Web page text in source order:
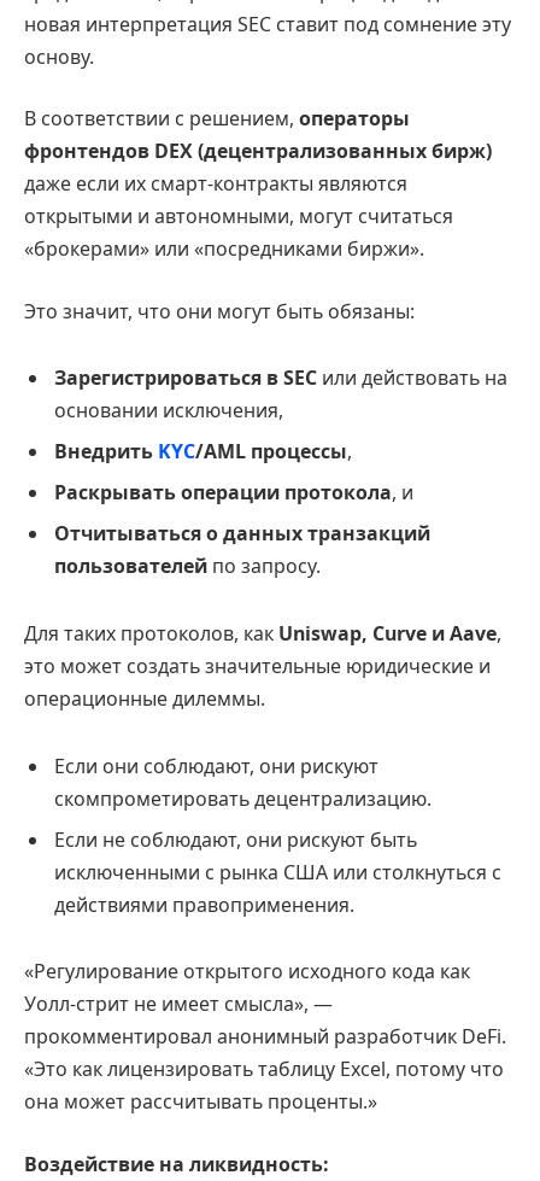
новая интерпретация SEC ставит под сомнение эту
основу.
В соответствии с решением, операторы
фронтендов DEX (децентрализованных бирж)
даже если их смарт-контракты являются
открытыми и автономными, могут считаться
«брокерами» или «посредниками биржи».
Это значит, что они могут быть обязаны:
Зарегистрироваться в SEC или действовать на
основании исключения,
Внедрить KYC/AML процессы,
Раскрывать операции протокола, и
Отчитываться о данных транзакций
пользователей по запросу.
Для таких протоколов, как Uniswap, Curve и Aave,
это может создать значительные юридические и
операционные дилеммы.
Если они соблюдают, они рискуют
скомпрометировать децентрализацию.
Если не соблюдают, они рискуют быть
исключенными с рынка США или столкнуться с
действиями правоприменения.
«Регулирование открытого исходного кода как
Уолл-стрит не имеет смысла», —
прокомментировал анонимный разработчик DeFi.
«Это как лицензировать таблицу Excel, потому что
она может рассчитывать проценты.»
Воздействие на ликвидность: